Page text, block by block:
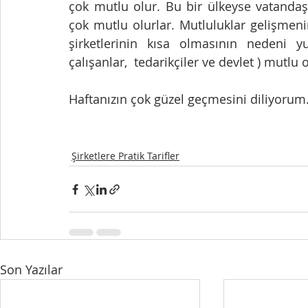
çok mutlu olur. Bu bir ülkeyse
çok mutlu olurlar. Mutluluklar
şirketlerinin kısa olmasının nedeni
çalışanlar,  tedarikçiler ve devlet ) mutlu
Haftanızın çok güzel geçmesini
Şirketlere Pratik Tarifler
Son Yazılar